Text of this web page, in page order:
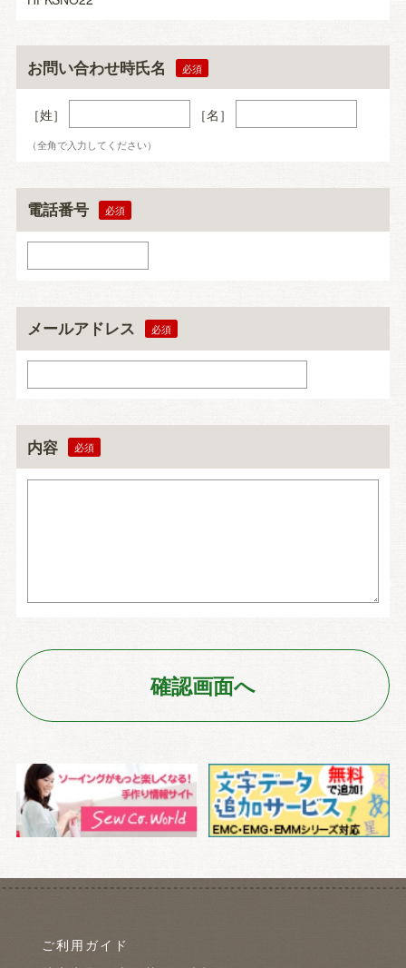
お問い合わせ時氏名
［姓］ ［名］
（全角で入力してください）
電話番号
メールアドレス
内容
ご利用ガイド